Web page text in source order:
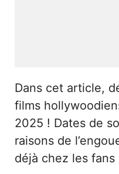
Dans cet article,
films
2025 ! Dates de
raisons de
déjà chez les fans